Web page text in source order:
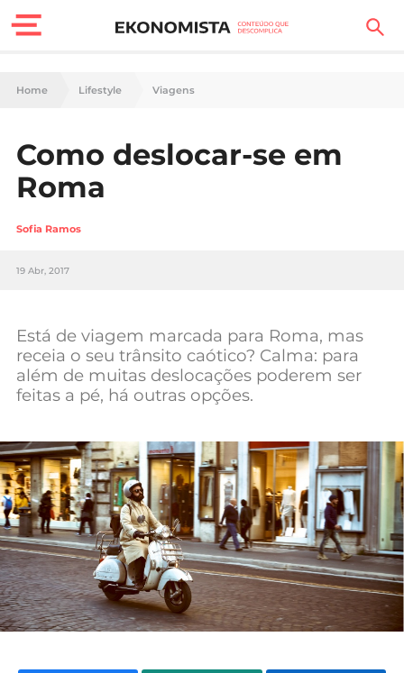
Finanças Pessoais
Carreira
Tecnologia
Negócios
Home Lifestyle Viagens
Como deslocar-se em
Roma
Sofia Ramos
19 Abr, 2017
Está de viagem marcada para Roma, mas
receia o seu trânsito caótico? Calma: para
além de muitas deslocações poderem ser
feitas a pé, há outras opções.